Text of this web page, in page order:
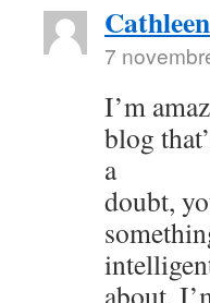
Cathleen
7
I’m
blog
a
doubt,
about.